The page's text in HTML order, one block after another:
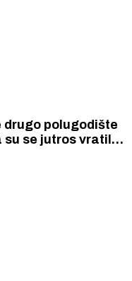
drugo polugodište
su se jutros vratila